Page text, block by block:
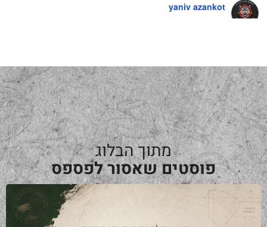
yaniv azankot
מתוך הבלוג
פוסטים שאסור לפספס